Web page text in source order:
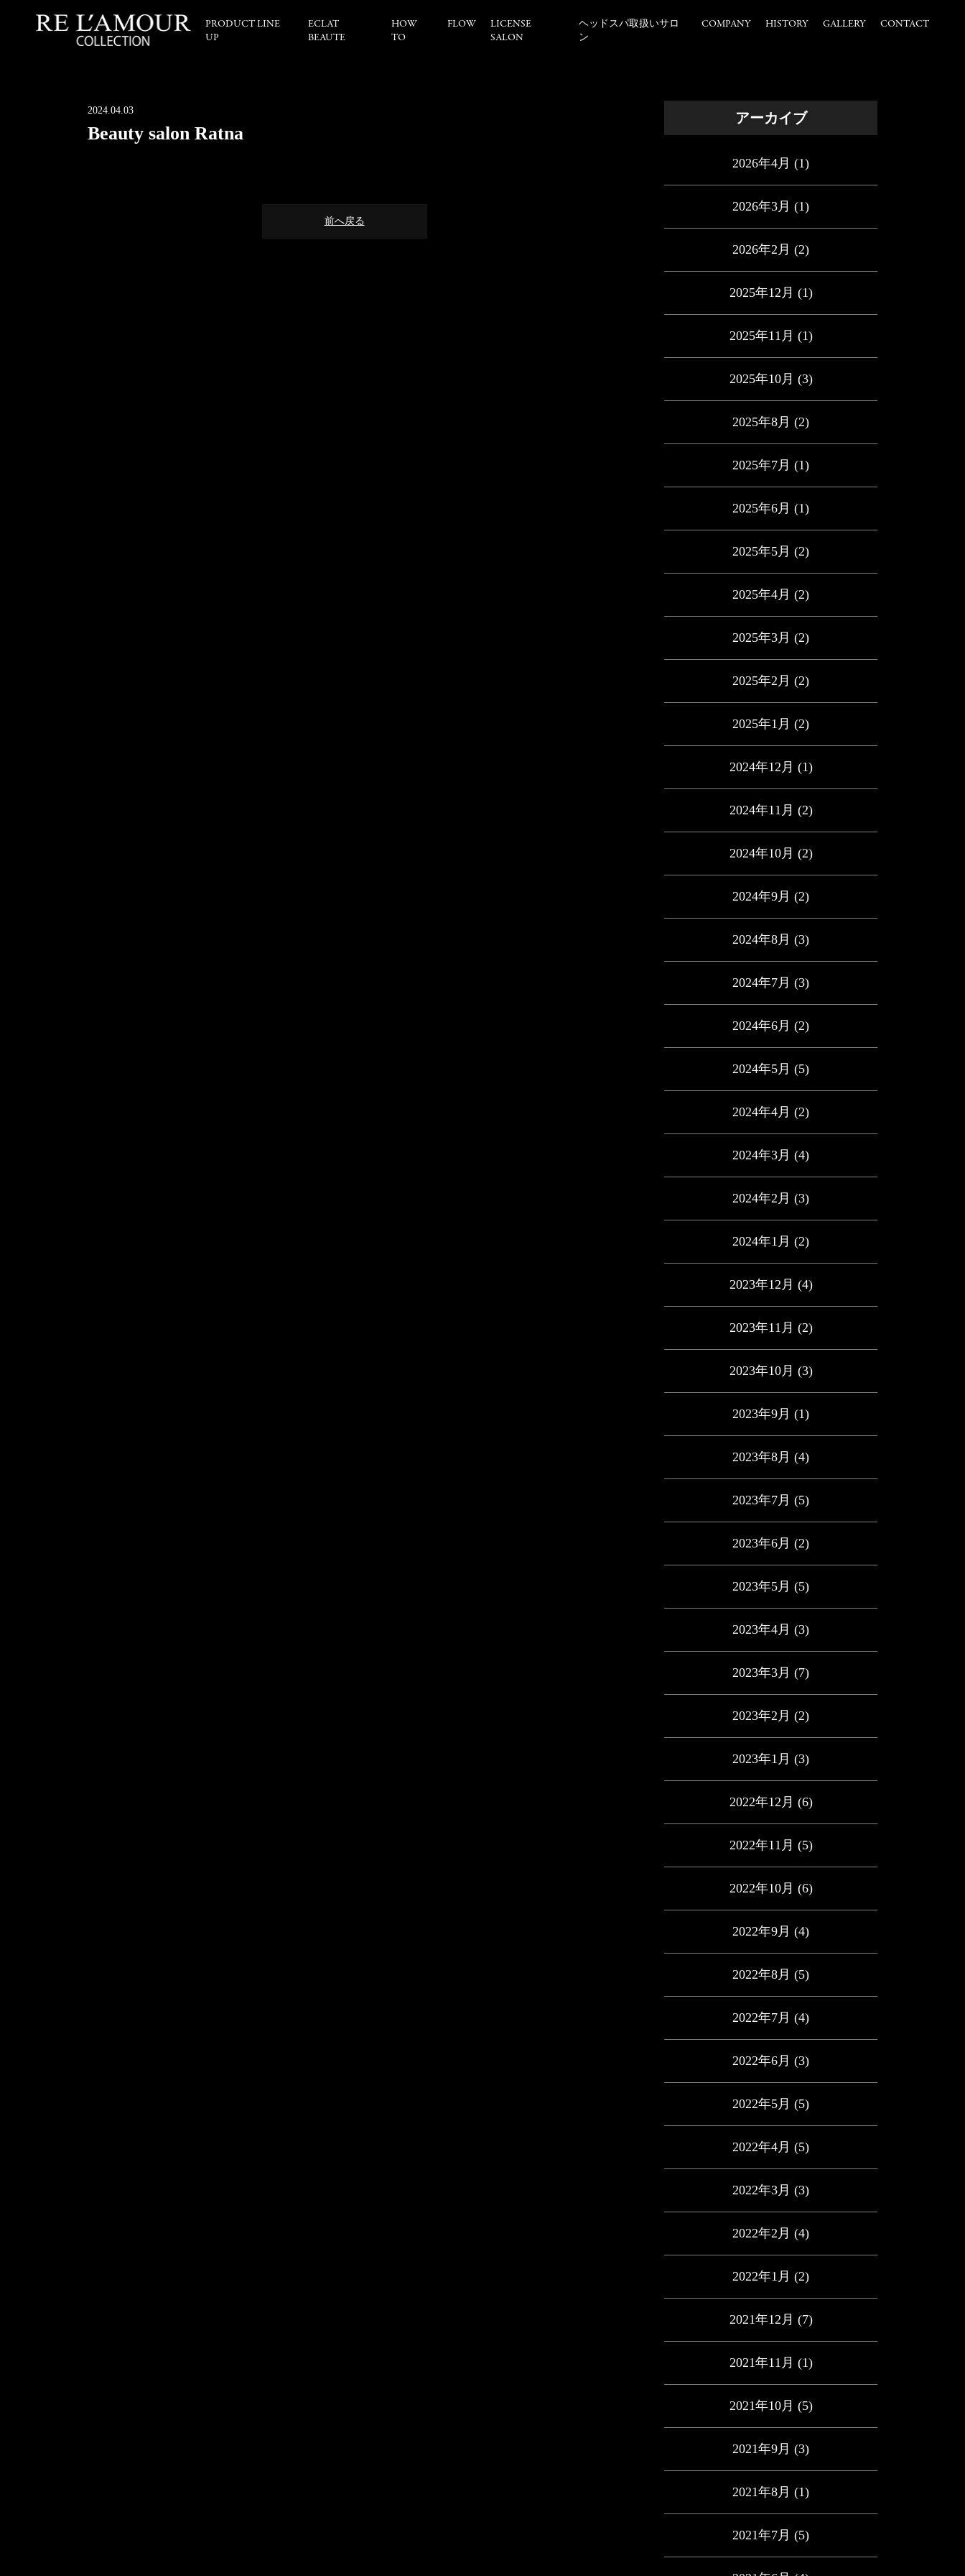
PRODUCT LINE
UP
ECLAT
BEAUTE
HOW
TO
FLOW
LICENSE
SALON
ヘッドスパ取扱いサロ
ン
COMPANY HISTORY GALLERY CONTACT
2024.04.03
Beauty salon Ratna
前へ戻る
アーカイブ
2026年4月 (1)
2026年3月 (1)
2026年2月 (2)
2025年12月 (1)
2025年11月 (1)
2025年10月 (3)
2025年8月 (2)
2025年7月 (1)
2025年6月 (1)
2025年5月 (2)
2025年4月 (2)
2025年3月 (2)
2025年2月 (2)
2025年1月 (2)
2024年12月 (1)
2024年11月 (2)
2024年10月 (2)
2024年9月 (2)
2024年8月 (3)
2024年7月 (3)
2024年6月 (2)
2024年5月 (5)
2024年4月 (2)
2024年3月 (4)
2024年2月 (3)
2024年1月 (2)
2023年12月 (4)
2023年11月 (2)
2023年10月 (3)
2023年9月 (1)
2023年8月 (4)
2023年7月 (5)
2023年6月 (2)
2023年5月 (5)
2023年4月 (3)
2023年3月 (7)
2023年2月 (2)
2023年1月 (3)
2022年12月 (6)
2022年11月 (5)
2022年10月 (6)
2022年9月 (4)
2022年8月 (5)
2022年7月 (4)
2022年6月 (3)
2022年5月 (5)
2022年4月 (5)
2022年3月 (3)
2022年2月 (4)
2022年1月 (2)
2021年12月 (7)
2021年11月 (1)
2021年10月 (5)
2021年9月 (3)
2021年8月 (1)
2021年7月 (5)